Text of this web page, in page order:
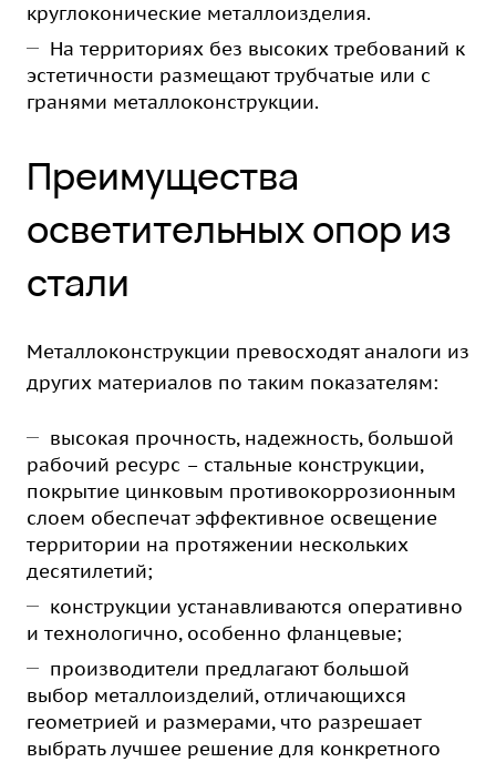
круглоконические металлоизделия.
На территориях без высоких требований к
эстетичности размещают трубчатые или с
гранями металлоконструкции.
Преимущества
осветительных опор из
стали
Металлоконструкции превосходят аналоги из
других материалов по таким показателям:
высокая прочность, надежность, большой
рабочий ресурс – стальные конструкции,
покрытие цинковым противокоррозионным
слоем обеспечат эффективное освещение
территории на протяжении нескольких
десятилетий;
конструкции устанавливаются оперативно
и технологично, особенно фланцевые;
производители предлагают большой
выбор металлоизделий, отличающихся
геометрией и размерами, что разрешает
выбрать лучшее решение для конкретного